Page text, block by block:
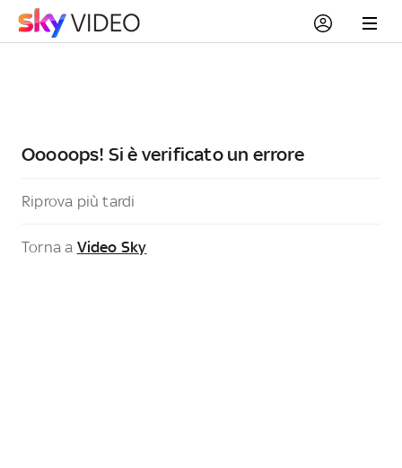
Ooooops! Si è verificato un errore
Riprova più tardi
Torna a Video Sky